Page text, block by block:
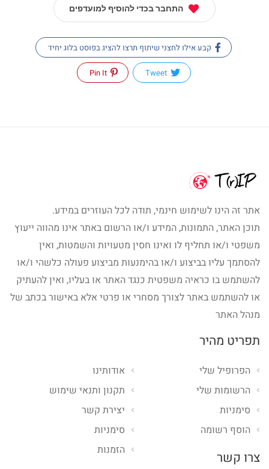
התחבר בכדי להוסיף למועדפים
קבע אילו לחצני שיתוף תרצו להציג בפוסט בלוג יחיד
Tweet
Pin It
אתר זה הינו לשימוש חינמי, תודה לכל העוזרים במידע.
תוכן האתר, התמונות, המידע ו/או הרשום באתר אינו מהווה ייעוץ
משפטי ו/או תחליף לו ואינו חסין מטעויות והשמטות, ואין
להסתמך עליו בביצוע ו/או בהימנעות מביצוע פעולה כלשהי ו/או
להשתמש בו כראיה משפטית כנגד האתר או בעליו, ואין להעתיק
או להשתמש באתר לצורך מסחרי או פרטי אלא באישור בכתב של
מנהל האתר
תפריט מהיר
אודותינו
תקנון ותנאי שימוש
יצירת קשר
סימניות
הזמנות
הפרופיל שלי
הרשומות שלי
סימניות
הוסף רשומה
צרו קשר